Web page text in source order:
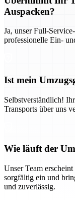
Auspacken?
Ja, unser Full-
professionelle Ein-
Ist mein
Selbstverständlich!
Transports über uns
Wie läuft der
Unser Team
sorgfältig ein und
und zuverlässig.